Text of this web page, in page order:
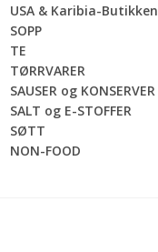
USA & Karibia-Butikken
SOPP
TE
TØRRVARER
SAUSER og KONSERVER
SALT og E-STOFFER
SØTT
NON-FOOD